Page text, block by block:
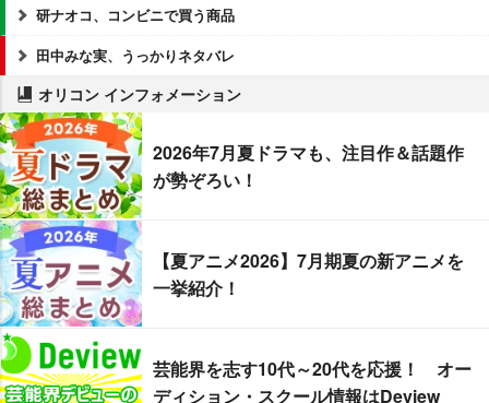
研ナオコ、コンビニで買う商品
田中みな実、うっかりネタバレ
オリコン インフォメーション
2026年7月夏ドラマも、注目作＆話題作
が勢ぞろい！
【夏アニメ2026】7月期夏の新アニメを
一挙紹介！
芸能界を志す10代～20代を応援！ オー
ディション・スクール情報はDeview